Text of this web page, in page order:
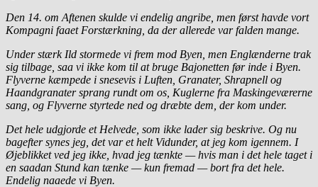
Den 14. om Aftenen skulde vi endelig angribe, men først havde vort
Kompagni faaet Forstærkning, da der allerede var falden mange.
Under stærk Ild stormede vi frem mod Byen, men Englænderne trak
sig tilbage, saa vi ikke kom til at bruge Bajonetten før inde i Byen.
Flyverne kæmpede i snesevis i Luften, Granater, Shrapnell og
Haandgranater sprang rundt om os, Kuglerne fra Maskingeværerne
sang, og Flyverne styrtede ned og dræbte dem, der kom under.
Det hele udgjorde et Helvede, som ikke lader sig beskrive. Og nu
bagefter synes jeg, det var et helt Vidunder, at jeg kom igennem. I
Øjeblikket ved jeg ikke, hvad jeg tænkte — hvis man i det hele taget i
en saadan Stund kan tænke — kun fremad — bort fra det hele.
Endelig naaede vi Byen.